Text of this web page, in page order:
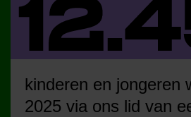
kinderen en jongeren
2025 via ons lid van